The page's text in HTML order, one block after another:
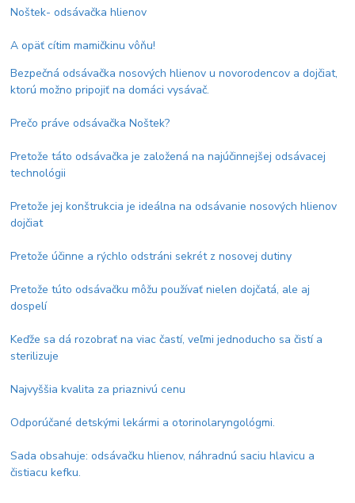
Noštek- odsávačka hlienov
A opäť cítim mamičkinu vôňu!
Bezpečná odsávačka nosových hlienov u novorodencov a dojčiat,
ktorú možno pripojiť na domáci vysávač.
Prečo práve odsávačka Noštek?
Pretože táto odsávačka je založená na najúčinnejšej odsávacej
technológii
Pretože jej konštrukcia je ideálna na odsávanie nosových hlienov
dojčiat
Pretože účinne a rýchlo odstráni sekrét z nosovej dutiny
Pretože túto odsávačku môžu používať nielen dojčatá, ale aj
dospelí
Keďže sa dá rozobrať na viac častí, veľmi jednoducho sa čistí a
sterilizuje
Najvyššia kvalita za priaznivú cenu
Odporúčané detskými lekármi a otorinolaryngológmi.
Sada obsahuje: odsávačku hlienov, náhradnú saciu hlavicu a
čistiacu kefku.